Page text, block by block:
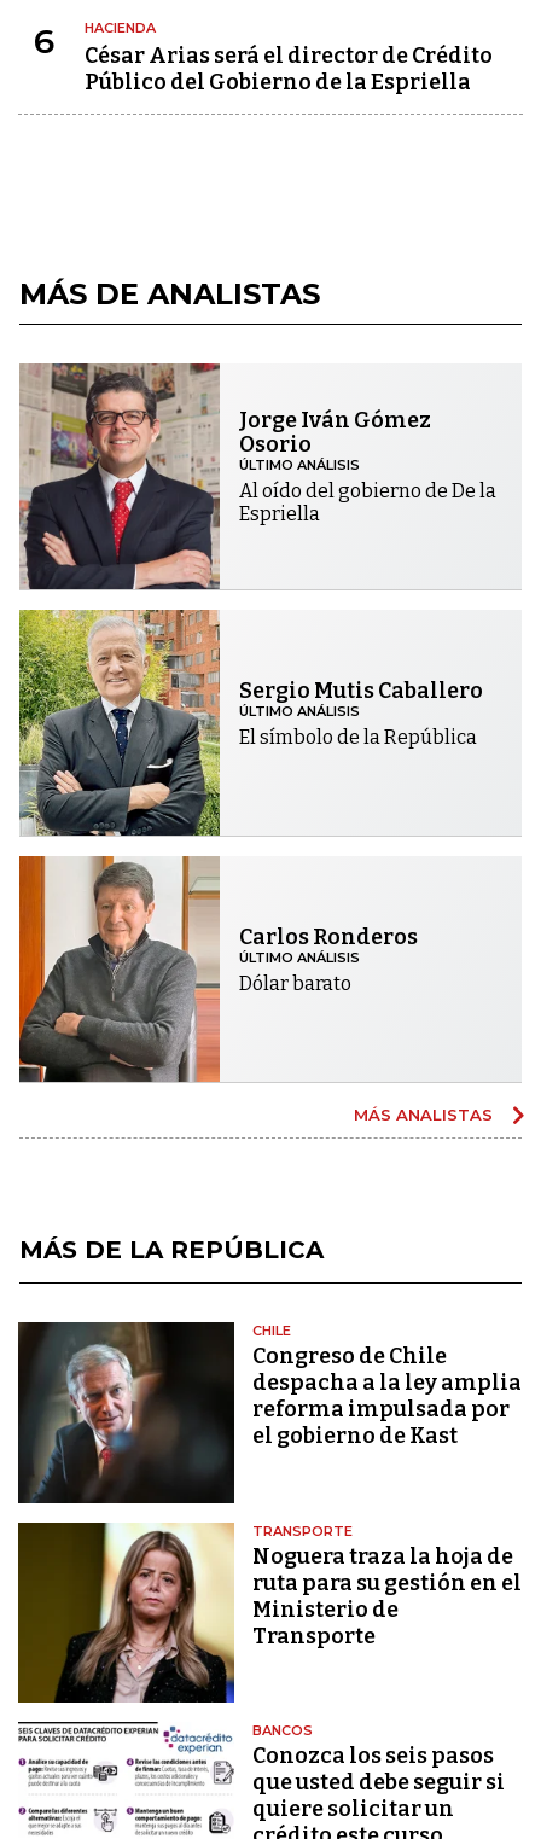
6 HACIENDA
César Arias será el director de Crédito
Público del Gobierno de la Espriella
MÁS DE ANALISTAS
Jorge Iván Gómez
Osorio
ÚLTIMO ANÁLISIS
Al oído del gobierno de De la
Espriella
Sergio Mutis Caballero
ÚLTIMO ANÁLISIS
El símbolo de la República
Carlos Ronderos
ÚLTIMO ANÁLISIS
Dólar barato
MÁS ANALISTAS
MÁS DE LA REPÚBLICA
CHILE
Congreso de Chile
despacha a la ley amplia
reforma impulsada por
el gobierno de Kast
TRANSPORTE
Noguera traza la hoja de
ruta para su gestión en el
Ministerio de
Transporte
BANCOS
Conozca los seis pasos
que usted debe seguir si
quiere solicitar un